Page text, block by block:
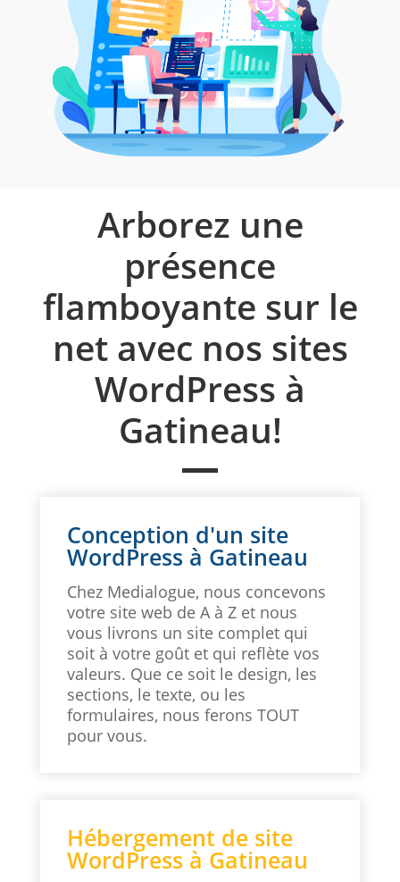
Arborez une
présence
flamboyante sur le
net avec nos sites
WordPress à
Gatineau!
Conception d'un site
WordPress à Gatineau
Chez Medialogue, nous concevons
votre site web de A à Z et nous
vous livrons un site complet qui
soit à votre goût et qui reflète vos
valeurs. Que ce soit le design, les
sections, le texte, ou les
formulaires, nous ferons TOUT
pour vous.
Hébergement de site
WordPress à Gatineau